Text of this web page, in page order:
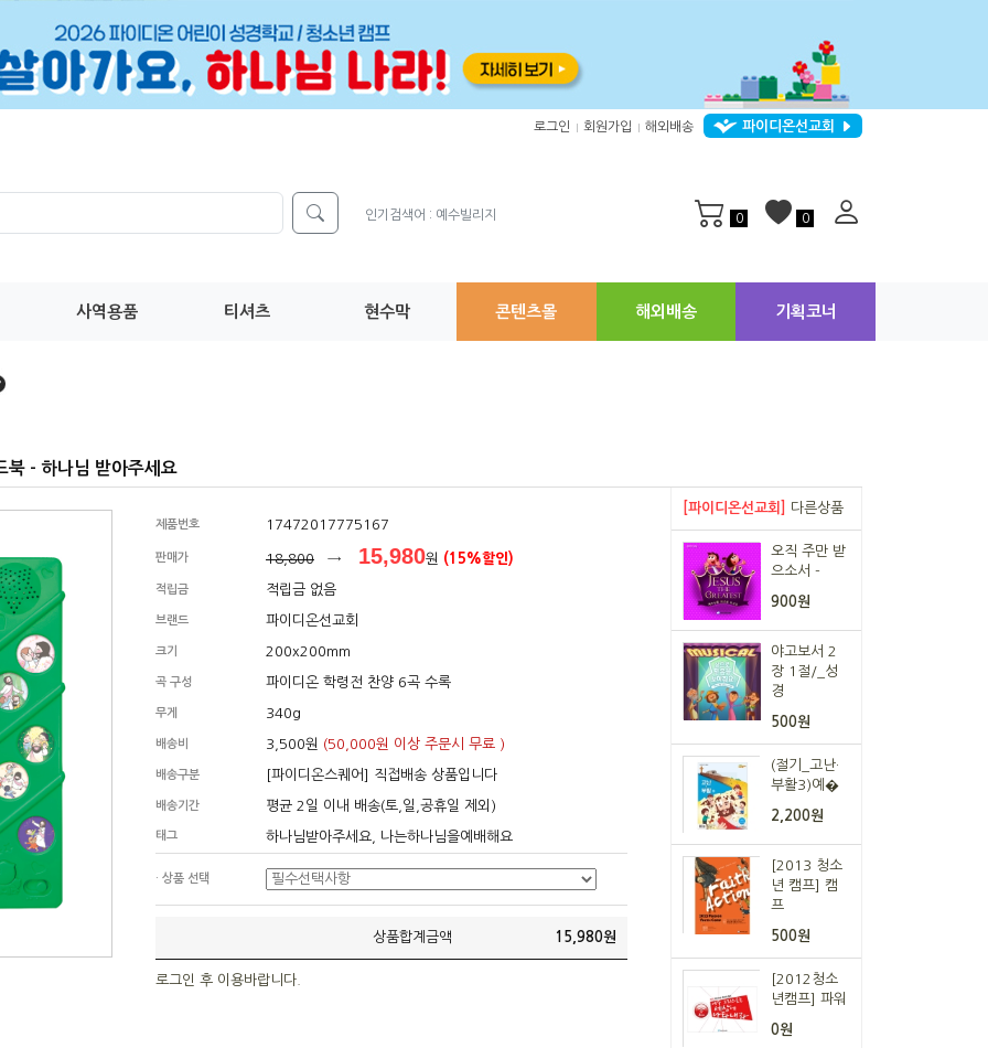
로그인 회원가입 해외배송 파이디온선교회
인기검색어 : 예수빌리지 0 0
사역용품 티셔츠 현수막 콘텐츠몰 해외배송 기획코너
- 하나님 받아주세요
제품번호 17472017775167
판매가 18,800 → 15,980원 (15%할인)
적립금 적립금 없음
브랜드 파이디온선교회
크기 200x200mm
곡 구성 파이디온 학령전 찬양 6곡 수록
무게 340g
배송비 3,500원 (50,000원 이상 주문시 무료 )
배송구분 [파이디온스퀘어] 직접배송 상품입니다
배송기간 평균 2일 이내 배송(토,일,공휴일 제외)
태그 하나님받아주세요, 나는하나님을예배해요
· 상품 선택
상품합계금액 15,980원
로그인 후 이용바랍니다.
[파이디온선교회] 다른상품
오직 주만 받
으소서 -
900원
야고보서 2
장 1절/_성
경
500원
(절기_고난·
부활3)예�
2,200원
[2013 청소
년 캠프] 캠
프
500원
[2012청소
년캠프] 파워
0원